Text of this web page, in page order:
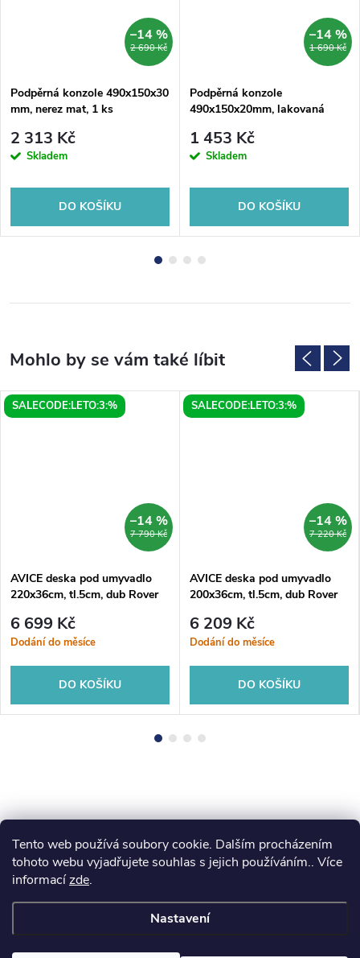
Tento web používá soubory cookie. Dalším procházením
tohoto webu vyjadřujete souhlas s jejich používáním.. Více
informacízde.
Nastavení
2 690 Kč
–14 %
Podpěrná konzole 490x150x30
mm, nerez mat, 1 ks
2 313 Kč
Skladem
DO KOŠÍKU
1 690 Kč
–14 %
Podpěrná konzole
490x150x20mm, lakovaná
1 453 Kč
Skladem
DO KOŠÍKU
SALECODE:LETO:3:%
7 790 Kč
–14 %
AVICE deska pod umyvadlo
220x36cm, tl.5cm, dub Rover
6 699 Kč
Dodání do měsíce
DO KOŠÍKU
SALECODE:LETO:3:%
7 220 Kč
–14 %
AVICE deska pod umyvadlo
200x36cm, tl.5cm, dub Rover
6 209 Kč
Dodání do měsíce
DO KOŠÍKU
Z
á
p
koupelny-sanita.cz kupelne-online.sk